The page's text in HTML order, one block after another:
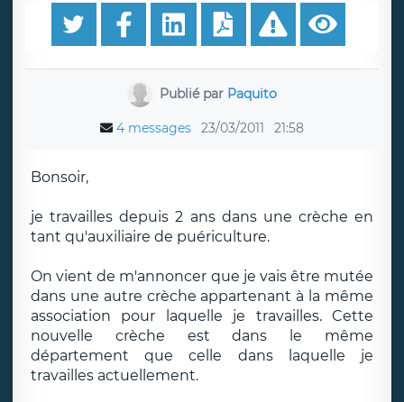
Publié par Paquito
4 messages 23/03/2011 21:58
Bonsoir,
je travailles depuis 2 ans dans une crèche en
tant qu'auxiliaire de puériculture.
On vient de m'annoncer que je vais être mutée
dans une autre crèche appartenant à la même
association pour laquelle je travailles. Cette
nouvelle crèche est dans le même
département que celle dans laquelle je
travailles actuellement.